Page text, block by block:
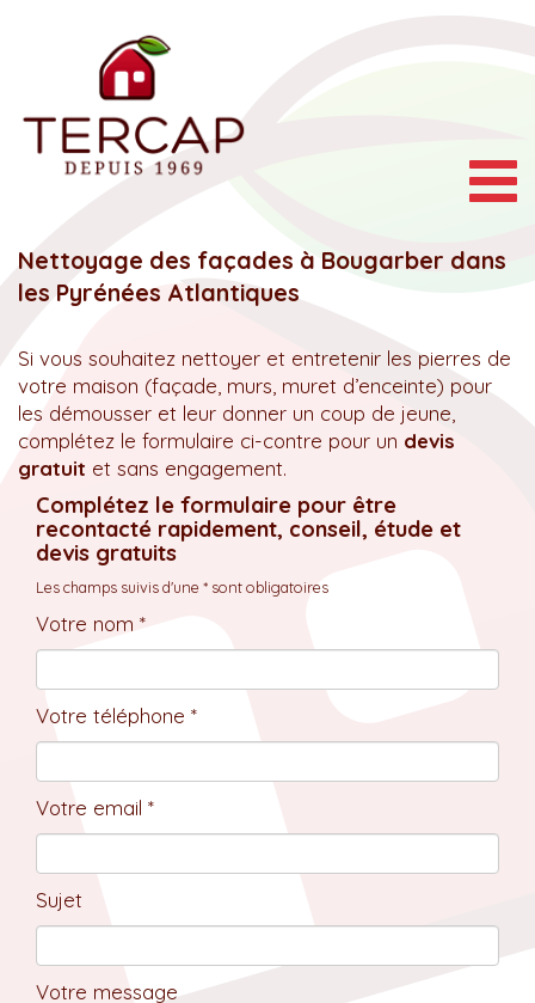
Nettoyage des façades à Bougarber dans
les Pyrénées Atlantiques
Si vous souhaitez nettoyer et entretenir les pierres de
votre maison (façade, murs, muret d’enceinte) pour
les démousser et leur donner un coup de jeune,
complétez le formulaire ci-contre pour un devis
gratuit et sans engagement.
Complétez le formulaire pour être
recontacté rapidement, conseil, étude et
devis gratuits
Les champs suivis d'une * sont obligatoires
Votre nom *
Votre téléphone *
Votre email *
Sujet
Votre message